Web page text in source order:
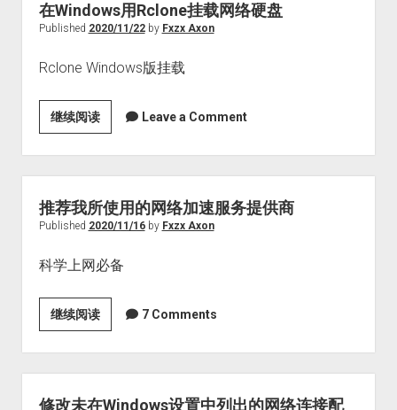
拟
重
WIFI
将
内
网
IP
新
AliYunDNS
在Windows用Rclone挂载网络硬盘
Published 2020/11/22by Fxzx Axon
Rclone Windows版挂载
继续阅读在
Windows
用
Rclone
挂
载
络
盘
Leave a Comment
推荐我所使用的网络加速服务提供商
Published 2020/11/16by Fxzx Axon
科学上网必备
继续阅读推
荐
我
所
使
7 Comments
修改未在Windows设置中列出的网络连接配